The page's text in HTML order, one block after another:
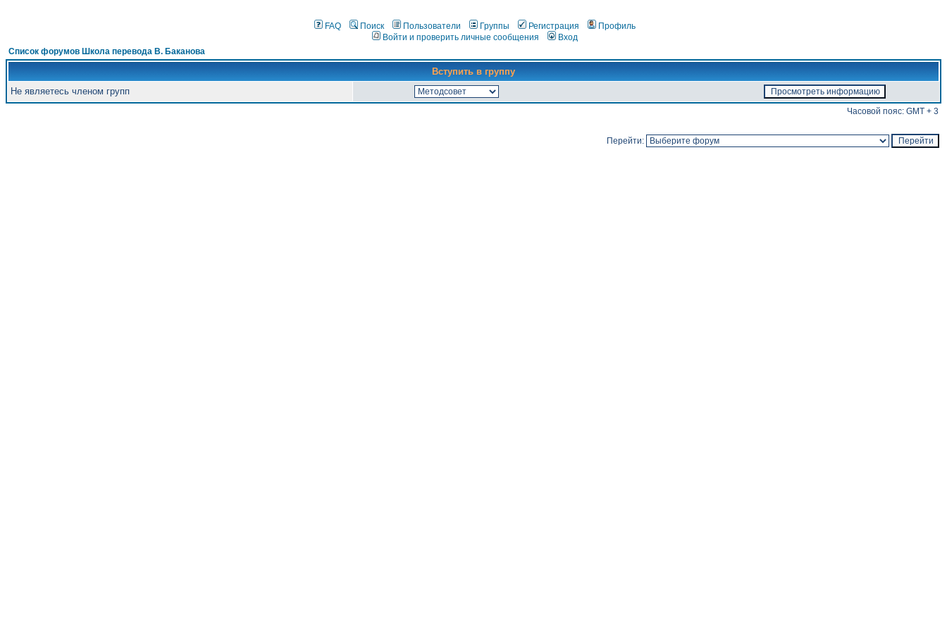
FAQ Поиск Пользователи Группы Регистрация
Профиль
Войти и проверить личные сообщения
Вход
Список форумов Школа перевода В. Баканова
Вступить в группу
Не являетесь членом групп
Часовой пояс: GMT + 3
Перейти: